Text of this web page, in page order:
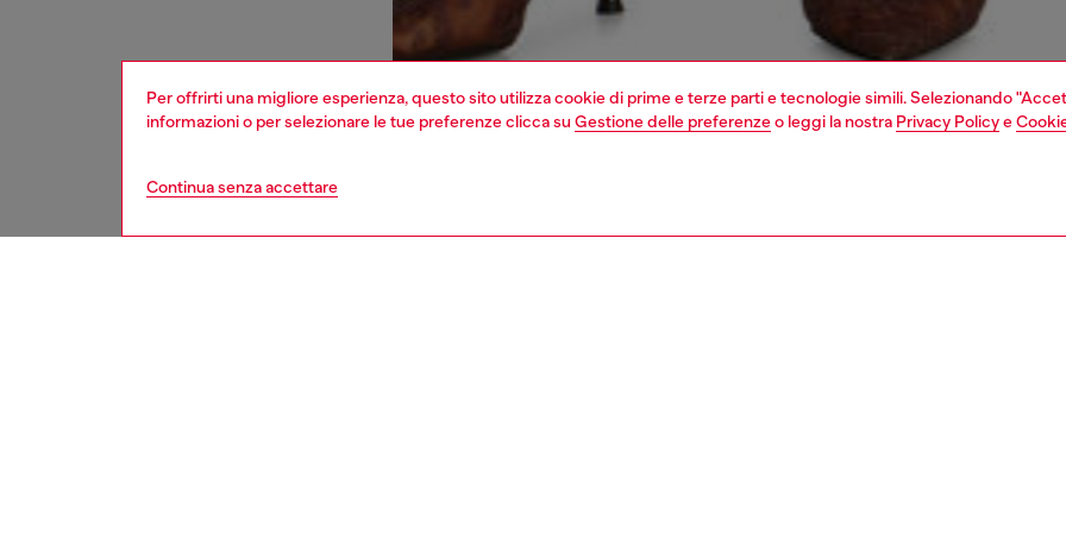
Per offrirti una migliore esperienza, questo sito utilizza cookie di prime e terze parti e tecnologie simili. Selezionando
informazioni o per selezionare le tue preferenze clicca su Gestione delle preferenzeo leggi la nostra Privacy Policye
Continua senza accettare